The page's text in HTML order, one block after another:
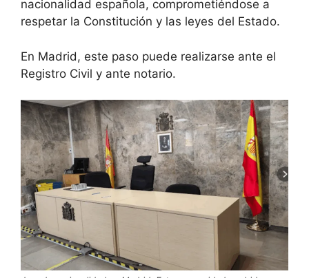
nacionalidad española, comprometiéndose a
respetar la Constitución y las leyes del Estado.
En Madrid, este paso puede realizarse ante el
Registro Civil y ante notario.